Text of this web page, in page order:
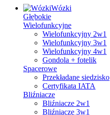
Wózki
Głębokie
Wielofunkcyjne
Wielofunkcyjny 2w1
Wielofunkcyjny 3w1
Wielofunkcyjny 4w1
Gondola + fotelik
Spacerowe
Przekładane siedzisko
Certyfikata IATA
Bliźniacze
Bliźniacze 2w1
Bliźniacze 3w1